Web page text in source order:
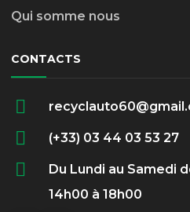
Qui somme nous
CONTACTS
(+33) 03 44 03 53 27
Du Lundi au Samedi
14h00 à 18h00